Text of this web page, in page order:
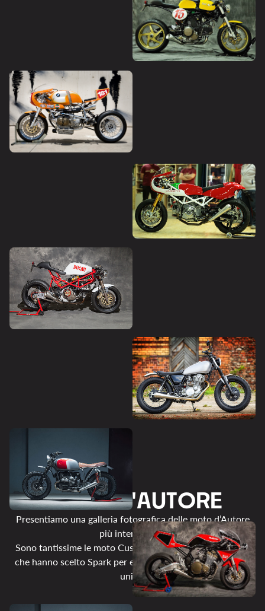
MOTOD'AUTORE
Presentiamo una galleria fotografica delle moto d’Autore
più interessanti.
Sono tantissime le moto Custom, Cafe racer e Scrambler
che hanno scelto Spark per essere speciali e dal carattere
unico.